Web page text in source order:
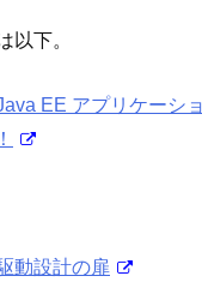
以下。
EE アプリケーシ
動設計の扉